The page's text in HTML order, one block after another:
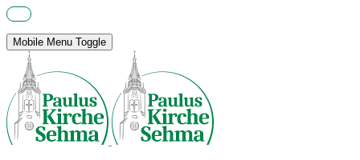
Mobile Menu Toggle